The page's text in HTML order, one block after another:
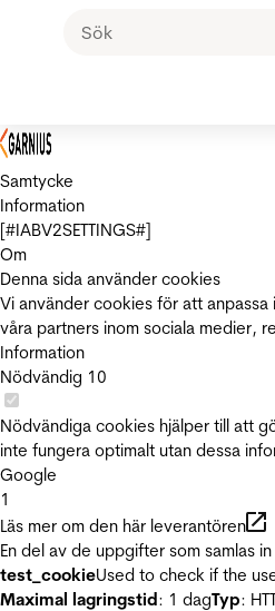
Samtycke
Information
[#IABV2SETTINGS#]
Om
Denna sida använder cookies
Vi använder cookies för att
våra partners inom sociala medier,
Information
Nödvändig 10
Nödvändiga cookies hjälper till att
inte fungera optimalt utan dessa
Google
1
Läs mer om den här leverantören
En del av de uppgifter som samlas
test_cookieUsed to check if the
Maximal lagringstid: 1 dagTyp: